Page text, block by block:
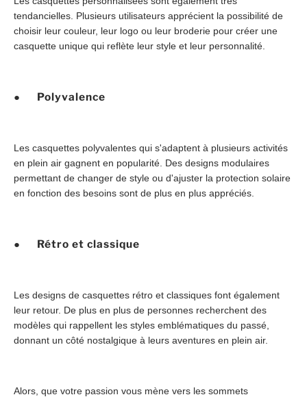
tendancielles. Plusieurs utilisateurs apprécient la possibilité de
choisir leur couleur, leur logo ou leur broderie pour créer une
casquette unique qui reflète leur style et leur personnalité.
● Polyvalence
Les casquettes polyvalentes qui s'adaptent à plusieurs activités
en plein air gagnent en popularité. Des designs modulaires
permettant de changer de style ou d'ajuster la protection solaire
en fonction des besoins sont de plus en plus appréciés.
● Rétro et classique
Les designs de casquettes rétro et classiques font également
leur retour. De plus en plus de personnes recherchent des
modèles qui rappellent les styles emblématiques du passé,
donnant un côté nostalgique à leurs aventures en plein air.
Alors, que votre passion vous mène vers les sommets